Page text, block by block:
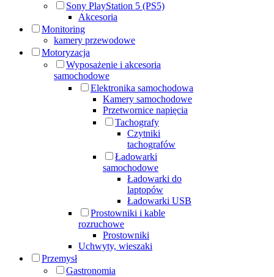
Sony PlayStation 5 (PS5)
Akcesoria
Monitoring
kamery przewodowe
Motoryzacja
Wyposażenie i akcesoria
samochodowe
Elektronika samochodowa
Kamery samochodowe
Przetwornice napięcia
Tachografy
Czytniki
tachografów
Ładowarki
samochodowe
Ładowarki do
laptopów
Ładowarki USB
Prostowniki i kable
rozruchowe
Prostowniki
Uchwyty, wieszaki
Przemysł
Gastronomia